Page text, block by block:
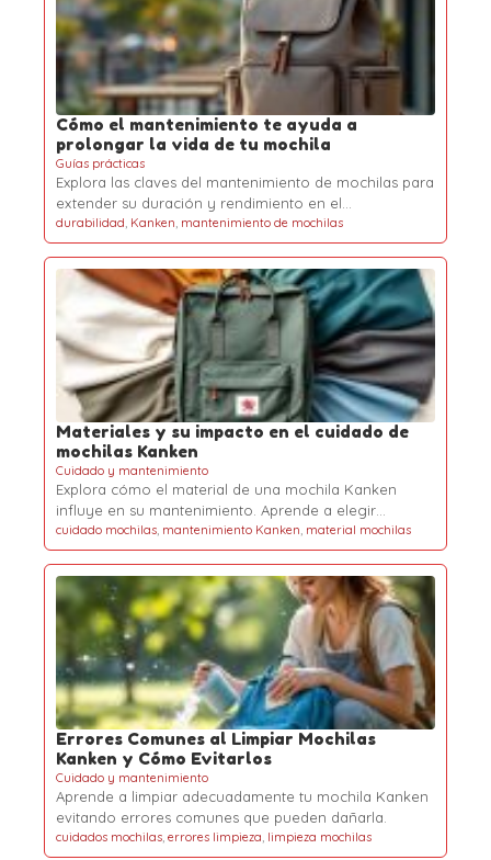
Cómo el mantenimiento te ayuda a
prolongar la vida de tu mochila
Guías prácticas
Explora las claves del mantenimiento de mochilas para
extender su duración y rendimiento en el…
durabilidad, Kanken, mantenimiento de mochilas
Materiales y su impacto en el cuidado de
mochilas Kanken
Cuidado y mantenimiento
Explora cómo el material de una mochila Kanken
influye en su mantenimiento. Aprende a elegir…
cuidado mochilas, mantenimiento Kanken, material mochilas
Errores Comunes al Limpiar Mochilas
Kanken y Cómo Evitarlos
Cuidado y mantenimiento
Aprende a limpiar adecuadamente tu mochila Kanken
evitando errores comunes que pueden dañarla.
cuidados mochilas, errores limpieza, limpieza mochilas